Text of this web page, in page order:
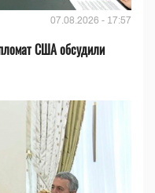
07.08.2026 - 17:57
США обсудили